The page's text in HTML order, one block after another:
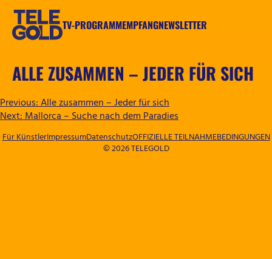
Zum
springen
TV-PROGRAMMEMPFANGNEWSLETTER
ALLE ZUSAMMEN – JEDER FÜR SICH
BEITRAGSNAVIGATION
Previous:Alle zusammen – Jeder für sich
Next:Mallorca – Suche nach dem Paradies
© 2026 TELEGOLD
Für KünstlerImpressumDatenschutzOFFIZIELLE TEILNAHMEBEDINGUNGEN